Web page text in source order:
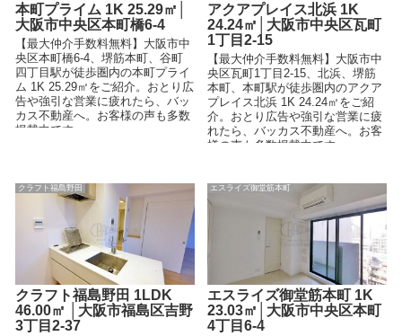
本町プライム 1K 25.29㎡│
大阪市中央区本町橋6-4
【最大仲介手数料無料】大阪市中
央区本町橋6-4、堺筋本町、谷町
四丁目駅が徒歩圏内の本町プライ
ム 1K 25.29㎡をご紹介。おとり広
告や強引な営業に疲れたら、バッ
カス不動産へ。お客様の声も多数
掲載中です。
アクアプレイス北浜 1K
24.24㎡│大阪市中央区瓦町
1丁目2-15
【最大仲介手数料無料】大阪市中
央区瓦町1丁目2-15、北浜、堺筋
本町、本町駅が徒歩圏内のアクア
プレイス北浜 1K 24.24㎡をご紹
介。おとり広告や強引な営業に疲
れたら、バッカス不動産へ。お客
様の声も多数掲載中です。
クラフト福島野田
クラフト福島野田 1LDK
46.00㎡ │大阪市福島区吉野
3丁目2-37
エスライズ御堂筋本町
エスライズ御堂筋本町 1K
23.03㎡│大阪市中央区本町
4丁目6-4